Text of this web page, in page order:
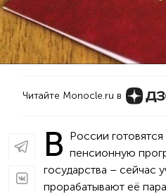
Читайте Monocle.ru в
В России
пенсионную
государства – сейчас
прорабатывают её